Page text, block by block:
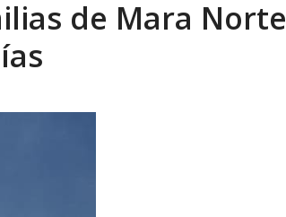
eléctrico en... AGOSTO 7, 2026
de Mara Norte